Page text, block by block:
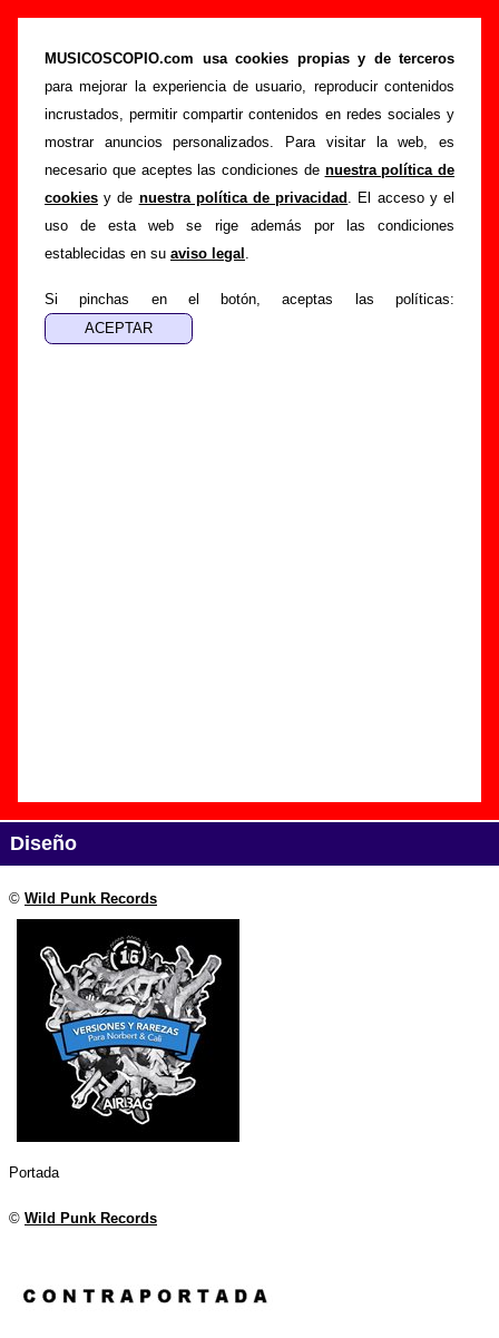
MUSICOSCOPIO.com usa cookies propias y de terceros
para mejorar la experiencia de usuario, reproducir contenidos
incrustados, permitir compartir contenidos en redes sociales y
mostrar anuncios personalizados. Para visitar la web, es
necesario que aceptes las condiciones de nuestra política de
cookies y de nuestra política de privacidad . El acceso y el
uso de esta web se rige además por las condiciones
establecidas en su aviso legal .
Si pinchas en el botón, aceptas las políticas:
“16 versiones y rarezas - Para Norbert y Cali”
(LP de vinilo de 12’’, 2010) - Airbag
Portada >Airbag >Discografía
16 versiones y rarezas - Para Norbert y Cali
Esta página pretende recopilar todo tipo de información
sobre eldisco “16 versiones y rarezas - Para Norbert y
Cali”, interpretado por Airbag. Además del listado de
canciones incluidas en el disco, también se mostrarán en
esta página otros tipos de información a medida que estén
disponibles: los datos relacionados con su publicación, los
créditos de la grabación de las canciones (productor,
Diseño
© Wild Punk Records
Portada
© Wild Punk Records